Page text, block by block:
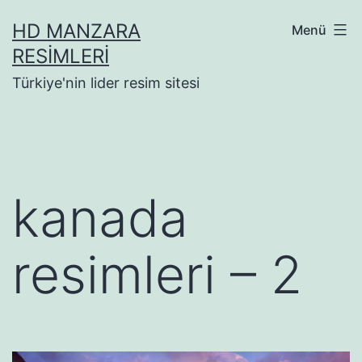
geçHD MANZARA
RESIMLERI
Türkiye'nin lider resim sitesi
Menü
kanada
resimleri – 2